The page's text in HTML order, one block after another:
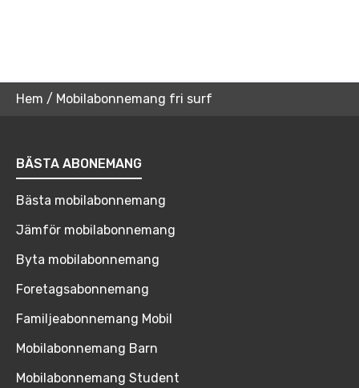
Hem / Mobilabonnemang fri surf
BÄSTA ABONEMANG
Bästa mobilabonnemang
Jämför mobilabonnemang
Byta mobilabonnemang
Foretagsabonnemang
Familjeabonnemang Mobil
Mobilabonnemang Barn
Mobilabonnemang Student